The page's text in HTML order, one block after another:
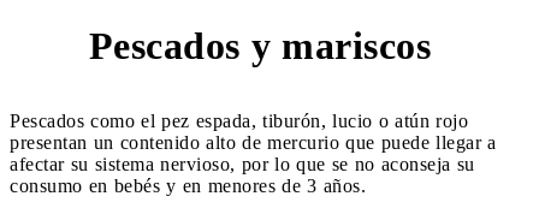
Pescados y mariscos
Pescados como el pez espada, tiburón, lucio o atún rojo
presentan un contenido alto de mercurio que puede llegar a
afectar su sistema nervioso, por lo que se no aconseja su
consumo en bebés y en menores de 3 años.